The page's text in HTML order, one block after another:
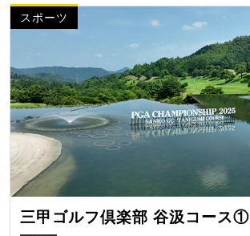
スポーツ
三甲ゴルフ倶楽部 谷汲コース①